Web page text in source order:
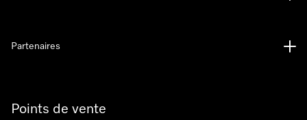
Points de vente
Partenaires